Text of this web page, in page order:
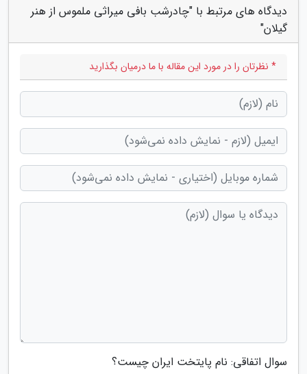
دیدگاه های مرتبط با "چادرشب بافی میراثی ملموس از هنر
گیلان"
* نظرتان را در مورد این مقاله با ما درمیان بگذارید
سوال اتفاقی: نام پایتخت ایران چیست؟